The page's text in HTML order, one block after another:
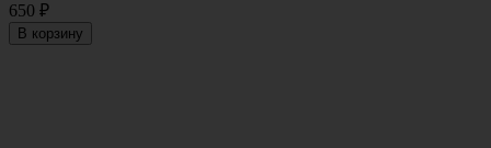
650 ₽
В корзину